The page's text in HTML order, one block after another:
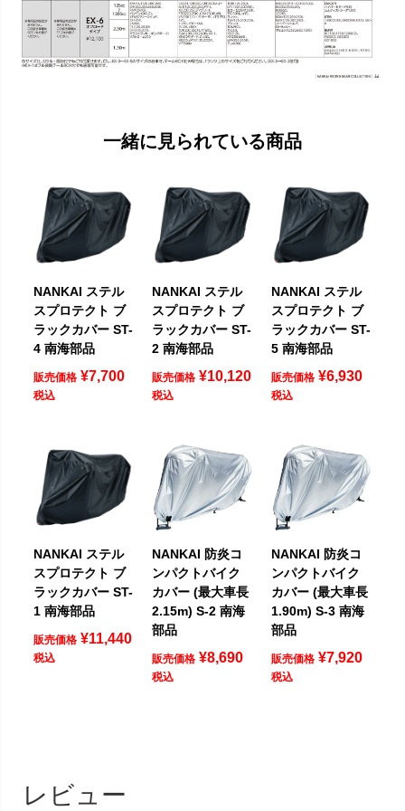
一緒に見られている商品
NANKAI ステル
スプロテクト ブ
ラックカバー ST-
4 南海部品
販売価格 ¥7,700
税込
NANKAI ステル
スプロテクト ブ
ラックカバー ST-
2 南海部品
販売価格 ¥10,120
税込
NANKAI ステル
スプロテクト ブ
ラックカバー ST-
5 南海部品
販売価格 ¥6,930
税込
NANKAI ステル
スプロテクト ブ
ラックカバー ST-
1 南海部品
販売価格 ¥11,440
税込
NANKAI 防炎コ
ンパクトバイク
カバー (最大車長
2.15m) S-2 南海
部品
販売価格 ¥8,690
税込
NANKAI 防炎コ
ンパクトバイク
カバー (最大車長
1.90m) S-3 南海
部品
販売価格 ¥7,920
税込
レビュー